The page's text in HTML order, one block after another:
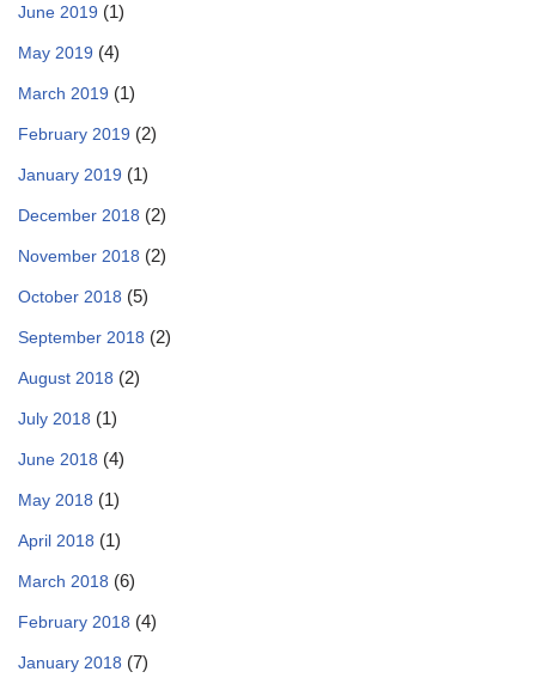
June 2019 (1)
May 2019 (4)
March 2019 (1)
February 2019 (2)
January 2019 (1)
December 2018 (2)
November 2018 (2)
October 2018 (5)
September 2018 (2)
August 2018 (2)
July 2018 (1)
June 2018 (4)
May 2018 (1)
April 2018 (1)
March 2018 (6)
February 2018 (4)
January 2018 (7)